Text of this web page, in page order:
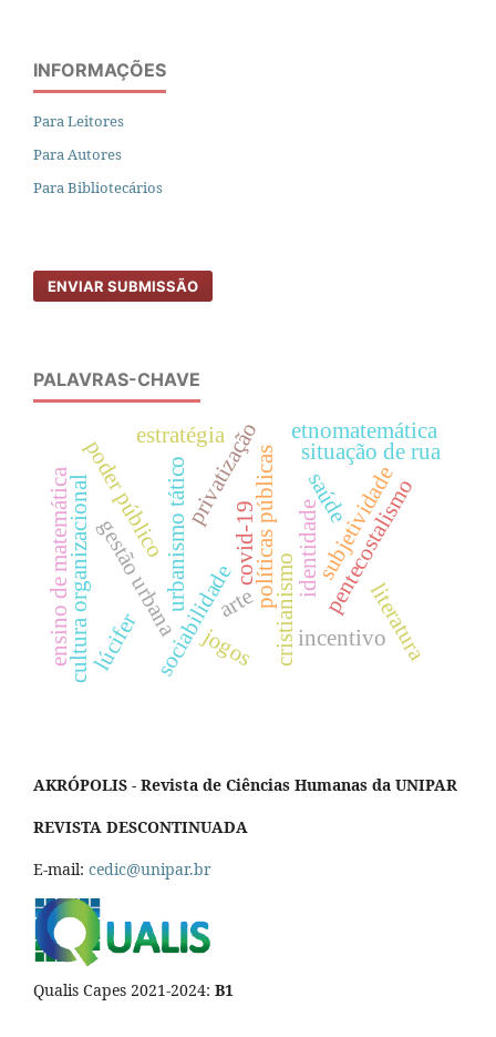
INFORMAÇÕES
Para Leitores
Para Autores
Para Bibliotecários
ENVIAR SUBMISSÃO
PALAVRAS-CHAVE
covid-19
sociabilidade
políticas públicas
gestão urbana
urbanismo tático identidadesubjetividade
pentecostalismo
cultura organizacionalpoder público
arte
situação de rua
lúcifer cristianismo literatura
saúde
privatização
ensino de matemática
etnomatemática
jogos incentivo
estratégia
AKRÓPOLIS - Revista de Ciências Humanas da UNIPAR
REVISTA DESCONTINUADA
E-mail: cedic@unipar.br
Qualis Capes 2021-2024: B1